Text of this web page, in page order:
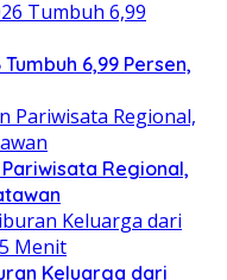
6,99 Persen,
Regional,
Keluarga dari